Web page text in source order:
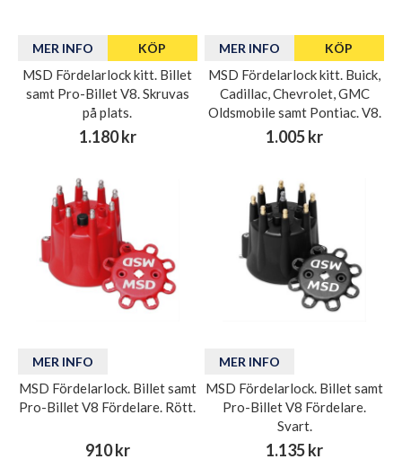
MER INFO KÖP
MSD Fördelarlock kitt. Billet
samt Pro-Billet V8. Skruvas
på plats.
1.180 kr
MER INFO KÖP
MSD Fördelarlock kitt. Buick,
Cadillac, Chevrolet, GMC
Oldsmobile samt Pontiac. V8.
1.005 kr
MER INFO
MSD Fördelarlock. Billet samt
Pro-Billet V8 Fördelare. Rött.
910 kr
MER INFO
MSD Fördelarlock. Billet samt
Pro-Billet V8 Fördelare.
Svart.
1.135 kr